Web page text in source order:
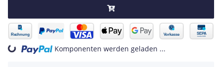
Komponenten werden geladen ...